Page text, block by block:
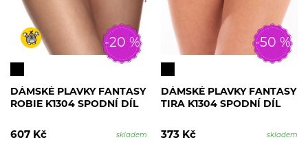
-20 %
DÁMSKÉ PLAVKY FANTASY
ROBIE K1304 SPODNÍ DÍL
607 Kč skladem
-50 %
DÁMSKÉ PLAVKY FANTASY
TIRA K1304 SPODNÍ DÍL
373 Kč skladem